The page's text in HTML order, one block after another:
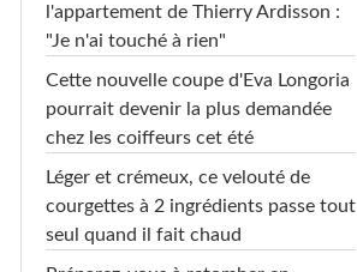
l'appartement de Thierry Ardisson :
"Je n'ai touché à rien"
Cette nouvelle coupe d'Eva Longoria
pourrait devenir la plus demandée
chez les coiffeurs cet été
Léger et crémeux, ce velouté de
courgettes à 2 ingrédients passe tout
seul quand il fait chaud